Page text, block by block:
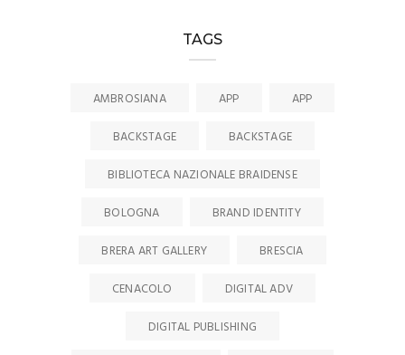
TAGS
AMBROSIANA APP
APP
BACKSTAGE
BACKSTAGE
BIBLIOTECA NAZIONALE BRAIDENSE
BOLOGNA
BRAND IDENTITY
BRERA ART GALLERY
BRESCIA
CENACOLO
DIGITAL ADV
DIGITAL PUBLISHING